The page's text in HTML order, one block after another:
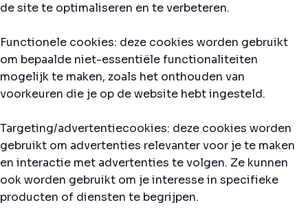
de site te optimaliseren en te verbeteren.
Functionele cookies: deze cookies worden gebruikt
om bepaalde niet-essentiële functionaliteiten
mogelijk te maken, zoals het onthouden van
voorkeuren die je op de website hebt ingesteld.
Targeting/advertentiecookies: deze cookies worden
gebruikt om advertenties relevanter voor je te maken
en interactie met advertenties te volgen. Ze kunnen
ook worden gebruikt om je interesse in specifieke
producten of diensten te begrijpen.